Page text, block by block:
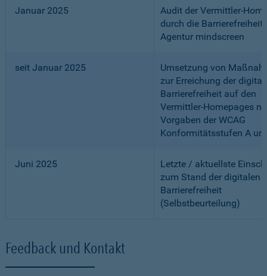
Januar 2025
Audit der Vermittler-
durch die
Agentur mindscreen
seit Januar 2025
Umsetzung von
zur Erreichung der
Barrierefreiheit auf den
Vermittler-Homepages
Vorgaben der WCAG
Konformitätsstufen A
Juni 2025
Letzte / aktuellste
zum Stand der digitalen
Barrierefreiheit
(Selbstbeurteilung)
Feedback und Kontakt